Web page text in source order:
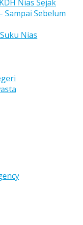
Nias Sejak
Sampai Sebelum
Nias